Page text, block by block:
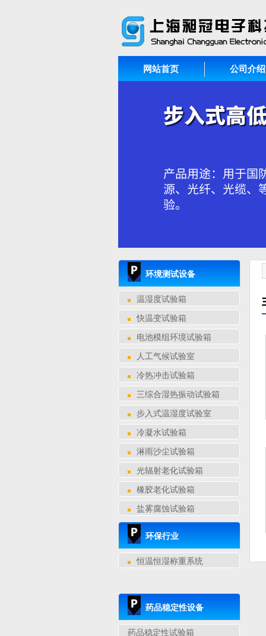
网站首页 公司介绍
环境测试设备
温湿度试验箱
快温变试验箱
电池模组环境试验箱
人工气候试验室
冷热冲击试验箱
三综合湿热振动试验箱
步入式温湿度试验室
冷凝水试验箱
淋雨沙尘试验箱
光辐射老化试验箱
橡胶老化试验箱
盐雾腐蚀试验箱
环保行业
恒温恒湿称重系统
药品稳定性设备
药品稳定性试验箱